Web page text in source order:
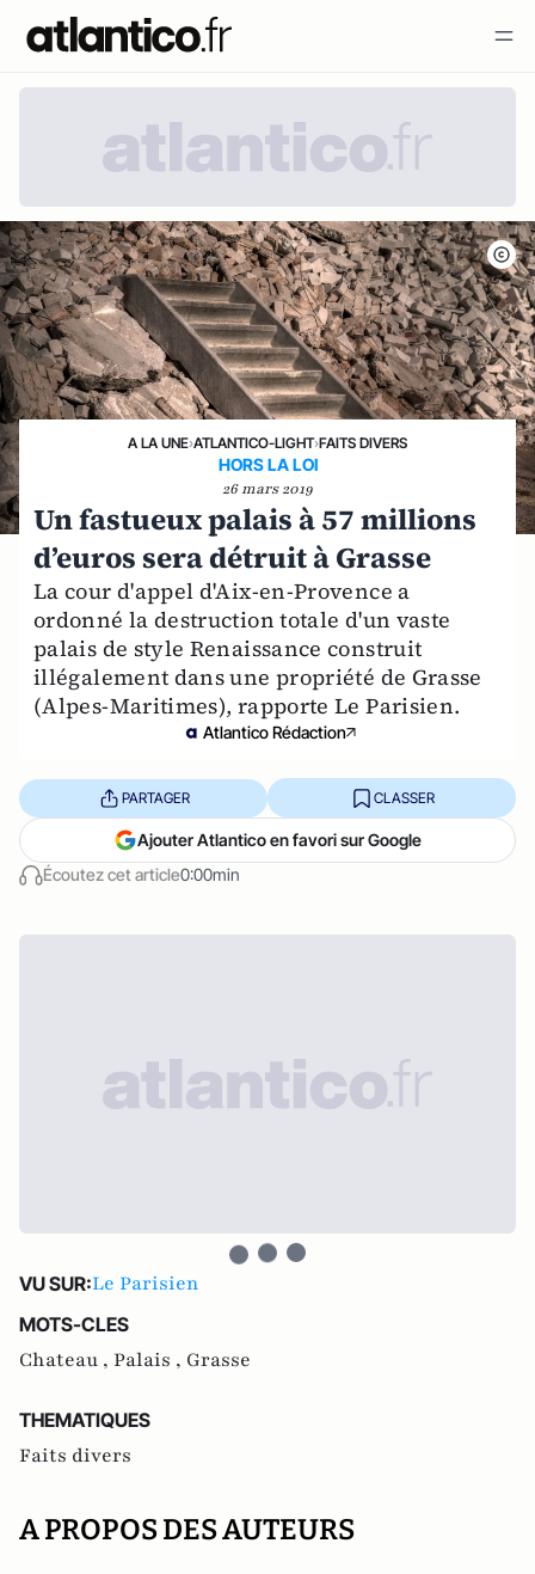
A LA UNE›ATLANTICO-LIGHT›FAITS DIVERS
HORS LA LOI
26 mars 2019
Un fastueux palais à 57 millions
d’euros sera détruit à Grasse
La cour d'appel d'Aix-en-Provence a
ordonné la destruction totale d'un vaste
palais de style Renaissance construit
illégalement dans une propriété de Grasse
(Alpes-Maritimes), rapporte Le Parisien.
Atlantico Rédaction
Écoutez cet article0:00min
PARTAGER CLASSER
Ajouter Atlantico en favori sur Google
VU SUR:Le Parisien
MOTS-CLES
Chateau , Palais , Grasse
THEMATIQUES
Faits divers
A PROPOS DES AUTEURS